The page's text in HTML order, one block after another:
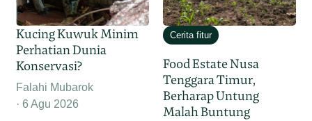
Kucing Kuwuk Minim
Perhatian Dunia
Konservasi?
Falahi Mubarok
6 Agu 2026
Cerita fitur
Food Estate Nusa
Tenggara Timur,
Berharap Untung
Malah Buntung